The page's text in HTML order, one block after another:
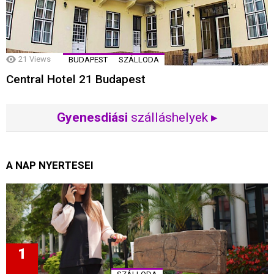
21 Views BUDAPEST SZÁLLODA
Central Hotel 21 Budapest
Gyenesdiási szálláshelyek ▸
A NAP NYERTESEI